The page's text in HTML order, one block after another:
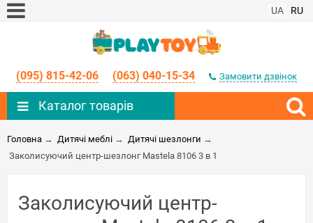
UA RU
(095) 815-42-06 (063) 040-15-34 Замовити дзвінок
Каталог товарів
Головна → Дитячі меблі → Дитячі шезлонги →
Заколисуючий центр-шезлонг Mastela 8106 3 в 1
Заколисуючий центр-